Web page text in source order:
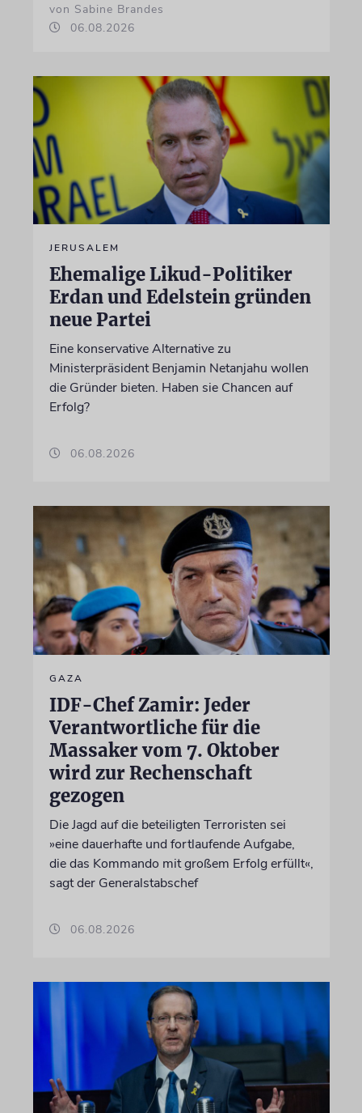
von Sabine Brandes
06.08.2026
JERUSALEM
Ehemalige Likud-Politiker
Erdan und Edelstein gründen
neue Partei
Eine konservative Alternative zu
Ministerpräsident Benjamin Netanjahu wollen
die Gründer bieten. Haben sie Chancen auf
Erfolg?
06.08.2026
GAZA
IDF-Chef Zamir: Jeder
Verantwortliche für die
Massaker vom 7. Oktober
wird zur Rechenschaft
gezogen
Die Jagd auf die beteiligten Terroristen sei
»eine dauerhafte und fortlaufende Aufgabe,
die das Kommando mit großem Erfolg erfüllt«,
sagt der Generalstabschef
06.08.2026